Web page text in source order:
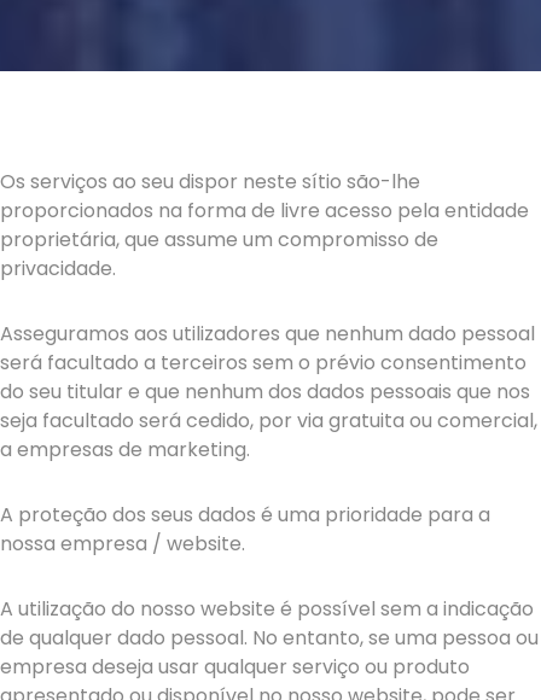
Os serviços ao seu dispor neste sítio são-lhe
proporcionados na forma de livre acesso pela entidade
proprietária, que assume um compromisso de
privacidade.
Asseguramos aos utilizadores que nenhum dado pessoal
será facultado a terceiros sem o prévio consentimento
do seu titular e que nenhum dos dados pessoais que nos
seja facultado será cedido, por via gratuita ou comercial,
a empresas de marketing.
A proteção dos seus dados é uma prioridade para a
nossa empresa / website.
A utilização do nosso website é possível sem a indicação
de qualquer dado pessoal. No entanto, se uma pessoa ou
empresa deseja usar qualquer serviço ou produto